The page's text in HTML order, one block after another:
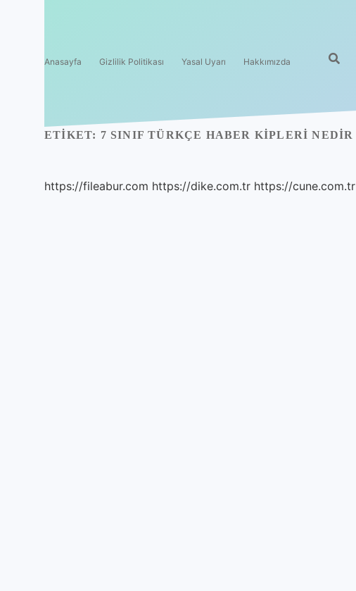
Anasayfa Gizlilik Politikası Yasal Uyarı Hakkımızda
ETIKET: 7 SINIF TÜRKÇE HABER KIPLERI NEDIR
https://fileabur.com https://dike.com.tr https://cune.com.tr